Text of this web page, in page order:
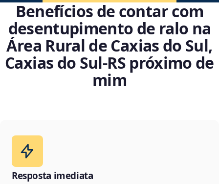
Benefícios de contar com
desentupimento de ralo na
Área Rural de Caxias do Sul,
Caxias do Sul‑RS próximo de
mim
Resposta imediata